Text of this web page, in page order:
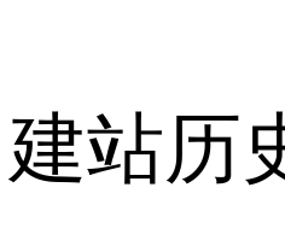
建站历